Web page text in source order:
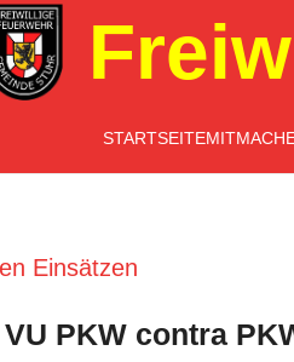
STARTSEITE
Einsätzen
PKW contra